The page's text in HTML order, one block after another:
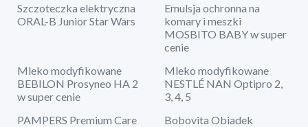
Szczoteczka elektryczna
ORAL-B Junior Star Wars
Emulsja ochronna na
komary i meszki
MOSBITO BABY w super
cenie
Mleko modyfikowane
BEBILON Prosyneo HA 2
w super cenie
Mleko modyfikowane
NESTLÉ NAN Optipro 2,
3, 4, 5
PAMPERS Premium Care
Bobovita Obiadek